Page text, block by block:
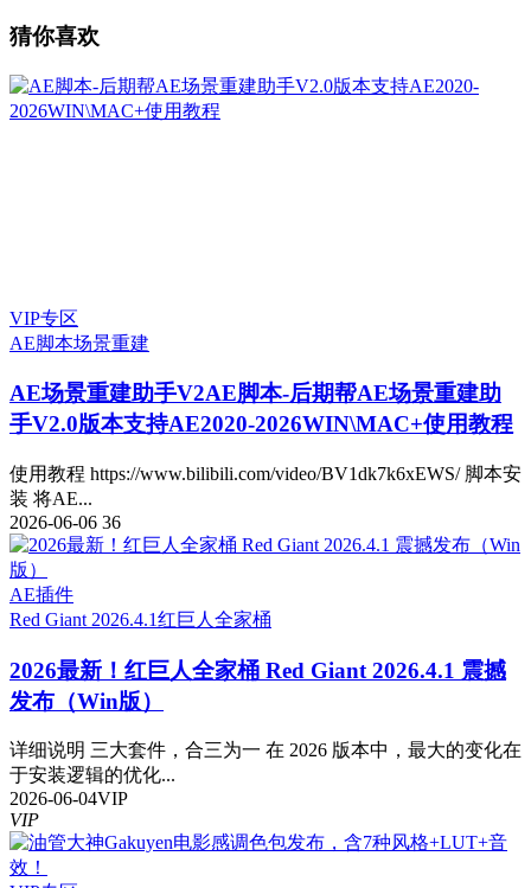
猜你喜欢
VIP专区
AE脚本场景重建
AE场景重建助手V2AE脚本-后期帮AE场景重建助
手V2.0版本支持AE2020-2026WIN\MAC+使用教程
使用教程 https://www.bilibili.com/video/BV1dk7k6xEWS/ 脚本安
装 将AE...
2026-06-06 36
AE插件
Red Giant 2026.4.1红巨人全家桶
2026最新！红巨人全家桶 Red Giant 2026.4.1 震撼
发布（Win版）
详细说明 三大套件，合三为一 在 2026 版本中，最大的变化在
于安装逻辑的优化...
2026-06-04VIP
VIP